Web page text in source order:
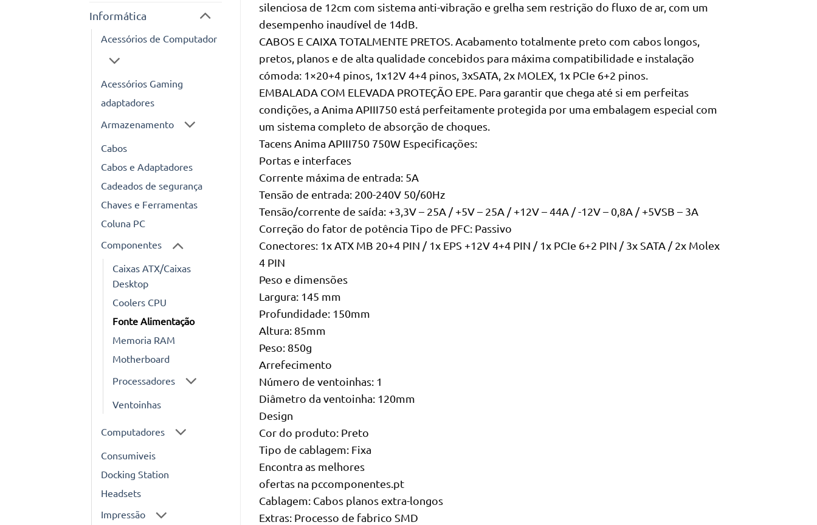
Informática
Acessórios de Computador
Acessórios Gaming
adaptadores
Armazenamento
Cabos
Cabos e Adaptadores
Cadeados de segurança
Chaves e Ferramentas
Coluna PC
Componentes
Caixas ATX/Caixas
Desktop
Coolers CPU
Fonte Alimentação
Memoria RAM
Motherboard
Processadores
Ventoinhas
Computadores
Consumiveis
Docking Station
Headsets
Impressão
silenciosa de 12cm com sistema anti-vibração e grelha sem restrição do fluxo de ar, com um
desempenho inaudível de 14dB.
CABOS E CAIXA TOTALMENTE PRETOS. Acabamento totalmente preto com cabos longos,
pretos, planos e de alta qualidade concebidos para máxima compatibilidade e instalação
cómoda: 1×20+4 pinos, 1x12V 4+4 pinos, 3xSATA, 2x MOLEX, 1x PCIe 6+2 pinos.
EMBALADA COM ELEVADA PROTEÇÃO EPE. Para garantir que chega até si em perfeitas
condições, a Anima APIII750 está perfeitamente protegida por uma embalagem especial com
um sistema completo de absorção de choques.
Tacens Anima APIII750 750W Especificações:
Portas e interfaces
Corrente máxima de entrada: 5A
Tensão de entrada: 200-240V 50/60Hz
Tensão/corrente de saída: +3,3V – 25A / +5V – 25A / +12V – 44A / -12V – 0,8A / +5VSB – 3A
Correção do fator de potência Tipo de PFC: Passivo
Conectores: 1x ATX MB 20+4 PIN / 1x EPS +12V 4+4 PIN / 1x PCIe 6+2 PIN / 3x SATA / 2x Molex
4 PIN
Peso e dimensões
Largura: 145 mm
Profundidade: 150mm
Altura: 85mm
Peso: 850g
Arrefecimento
Número de ventoinhas: 1
Diâmetro da ventoinha: 120mm
Design
Cor do produto: Preto
Tipo de cablagem: Fixa
Encontra as melhores
ofertas na pccomponentes.pt
Cablagem: Cabos planos extra-longos
Extras: Processo de fabrico SMD